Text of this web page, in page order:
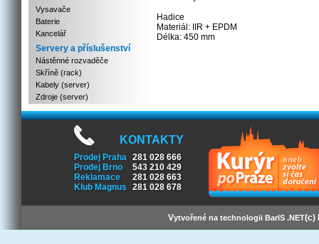
Vysavače
Baterie
Kancelář
Servery a příslušenství
Nástěnné rozvaděče
Skříně (rack)
Kabely (server)
Zdroje (server)
Hadice
Materiál: IIR + EPDM
Délka: 450 mm
KONTAKTY
Prodej Praha 281 028 666
Prodej Brno
543 210 429
Reklamace
281 028 663
Klub Magnus
281 028 678
Vytvořené na technologii BarIS .NET(c)